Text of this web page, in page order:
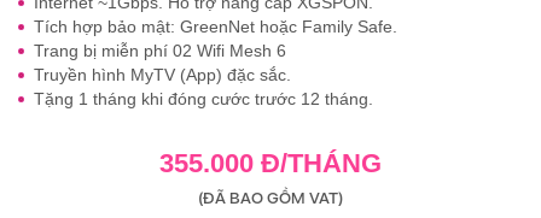
Tích hợp bảo mật: GreenNet hoặc Family Safe.
Trang bị miễn phí 02 Wifi Mesh 6
Truyền hình MyTV (App) đặc sắc.
Tặng 1 tháng khi đóng cước trước 12 tháng.
355.000 Đ/THÁNG
(ĐÃ BAO GỒM VAT)